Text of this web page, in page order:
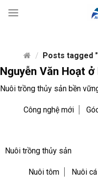
content
/ Posts tagged
Nguyễn Văn Hoạt
Nuôi trồng thủy sản bền
Công nghệ mới
Nuôi trồng thủy sản
Nuôi tôm Nuôi cá